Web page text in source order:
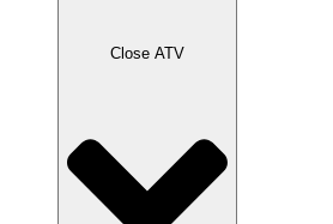
Close ATV